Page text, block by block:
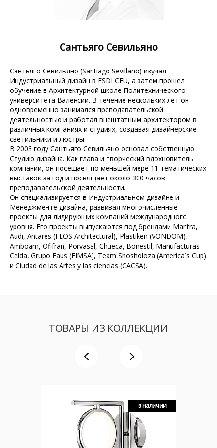
Сантьяго Севильяно
Сантьяго Севильяно (Santiago Sevillano) изучал
Индустриальный дизайн в ESDI CEU, а затем прошел
обучение в Архитектурной школе Политехнического
университета Валенсии. В течение нескольких лет он
одновременно занимался преподавательской
деятельностью и работал внештатным архитектором в
различных компаниях и студиях, создавая дизайнерские
светильники и люстры.
В 2003 году Сантьяго Севильяно основал собственную
Студию дизайна. Как глава и творческий вдохновитель
компании, он посещает по меньшей мере 11 тематических
выставок за год и посвящает около 300 часов
преподавательской деятельности.
Он специализируется в Индустриальном дизайне и
Менеджменте дизайна, развивая многочисленные
проекты для лидирующих компаний международного
уровня. Его проекты выпускаются под брендами Mantra,
Audi, Antares (FLOS Architectural), Plastiken (VONDOM),
Amboam, Ofifran, Porvasal, Chueca, Bonestil, Manufacturas
Celda, Grupo Faus (FIMSA), Team Shosholoza (America´s Cup)
и Ciudad de las Artes y las ciencias (CACSA).
ТОВАРЫ ИЗ КОЛЛЕКЦИИ
в наличии